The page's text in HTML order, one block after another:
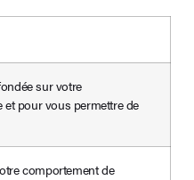
sur votre
pour vous permettre de
comportement de